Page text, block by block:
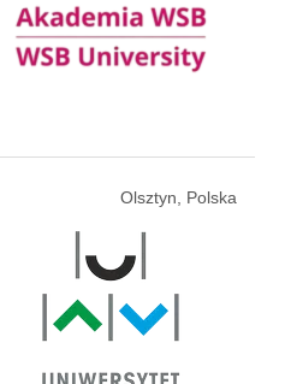
Olsztyn, Polska